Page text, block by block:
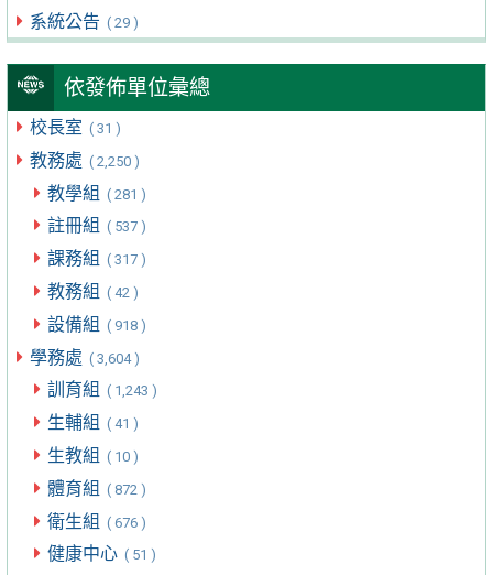
系統公告 ( 29 )
依發佈單位彙總
校長室 ( 31 )
教務處 ( 2,250 )
教學組 ( 281 )
註冊組 ( 537 )
課務組 ( 317 )
教務組 ( 42 )
設備組 ( 918 )
學務處 ( 3,604 )
訓育組 ( 1,243 )
生輔組 ( 41 )
生教組 ( 10 )
體育組 ( 872 )
衛生組 ( 676 )
健康中心 ( 51 )